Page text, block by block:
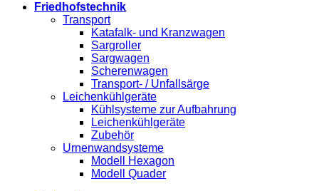
Friedhofstechnik
Transport
Katafalk- und Kranzwagen
Sargroller
Sargwagen
Scherenwagen
Transport- / Unfallsärge
Leichenkühlgeräte
Kühlsysteme zur Aufbahrung
Leichenkühlgeräte
Zubehör
Urnenwandsysteme
Modell Hexagon
Modell Quader